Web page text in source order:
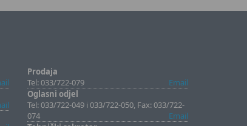
Prodaja
Tel: 033/722-079
Email
Oglasni odjel
Tel: 033/722-049 i 033/722-050, Fax: 033/722-
074
Email